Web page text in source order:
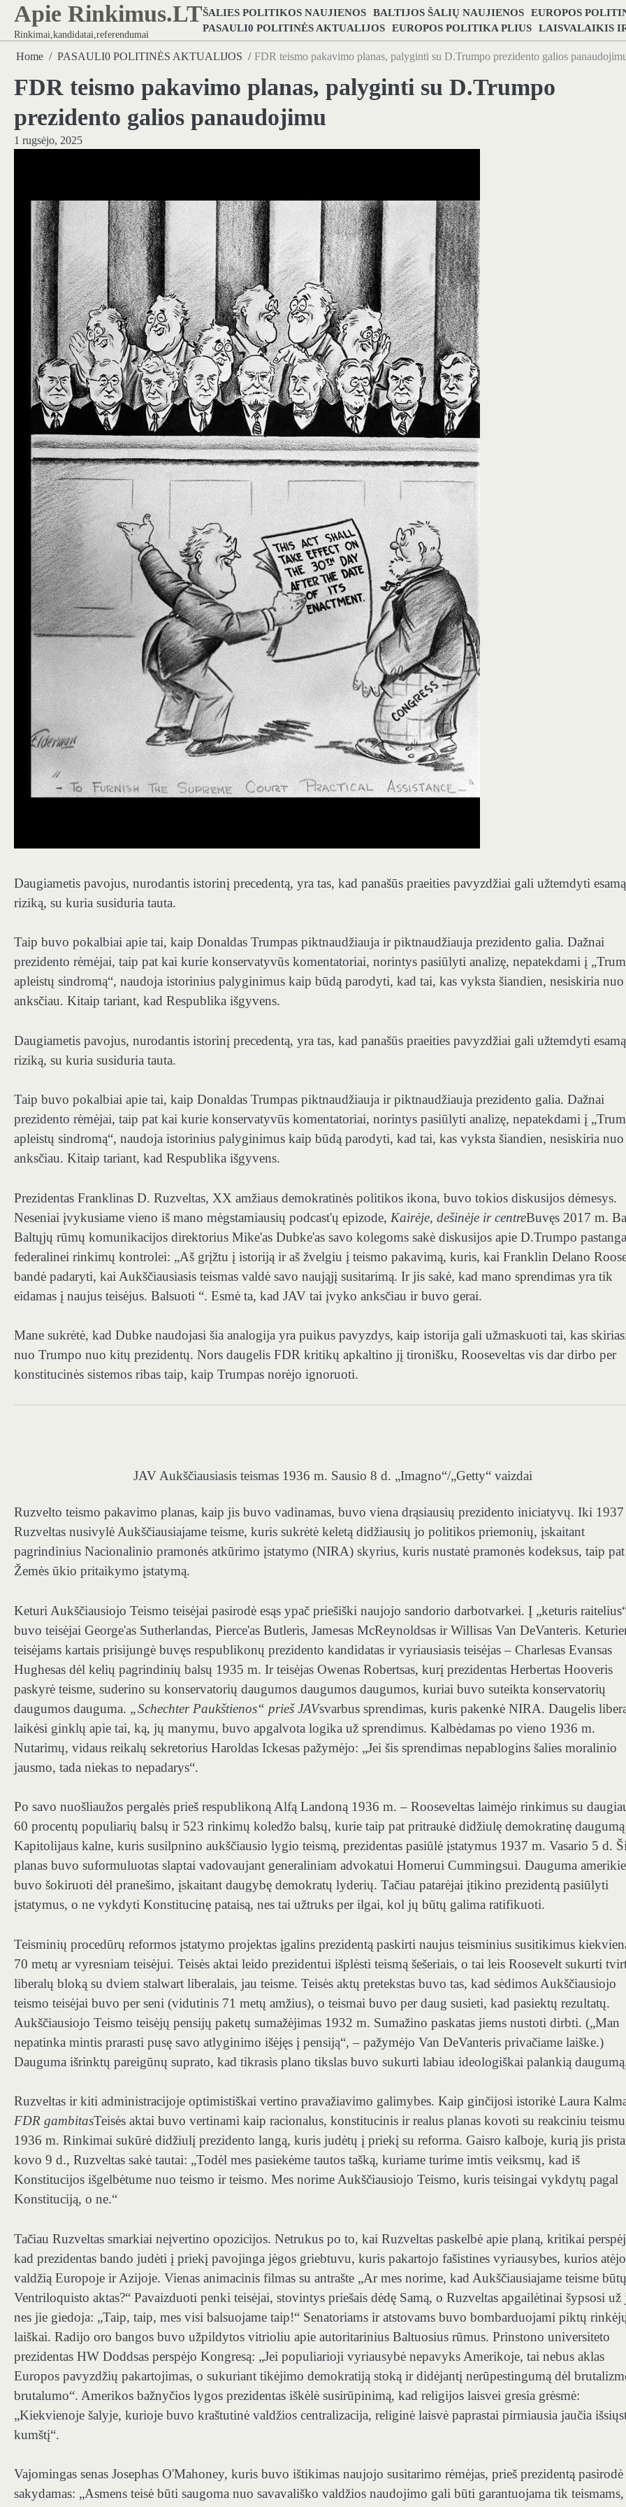
Skip
content
Apie Rinkimus.LT
Rinkimai,kandidatai,referendumai
ŠALIES POLITIKOS NAUJIENOS BALTIJOS ŠALIŲ NAUJIENOS EUROPOS
PASAULI0 POLITINĖS AKTUALIJOS EUROPOS POLITIKA PLIUS LAISVALAIKIS
Home PASAULI0 POLITINĖS AKTUALIJOS FDR teismo pakavimo planas, palyginti su D.Trumpo prezidento galios
FDR teismo pakavimo planas, palyginti su D.Trumpo
prezidento galios panaudojimu
1 rugsėjo, 2025
Daugiametis pavojus, nurodantis istorinį precedentą, yra tas, kad panašūs praeities pavyzdžiai gali užtemdyti esamą
riziką, su kuria susiduria tauta.
Taip buvo pokalbiai apie tai, kaip Donaldas Trumpas piktnaudžiauja ir piktnaudžiauja prezidento galia. Dažnai
prezidento rėmėjai, taip pat kai kurie konservatyvūs komentatoriai, norintys pasiūlyti analizę, nepatekdami į
apleistų sindromą“, naudoja istorinius palyginimus kaip būdą parodyti, kad tai, kas vyksta šiandien, nesiskiria nuo
anksčiau. Kitaip tariant, kad Respublika išgyvens.
Daugiametis pavojus, nurodantis istorinį precedentą, yra tas, kad panašūs praeities pavyzdžiai gali užtemdyti esamą
riziką, su kuria susiduria tauta.
Taip buvo pokalbiai apie tai, kaip Donaldas Trumpas piktnaudžiauja ir piktnaudžiauja prezidento galia. Dažnai
prezidento rėmėjai, taip pat kai kurie konservatyvūs komentatoriai, norintys pasiūlyti analizę, nepatekdami į
apleistų sindromą“, naudoja istorinius palyginimus kaip būdą parodyti, kad tai, kas vyksta šiandien, nesiskiria nuo
anksčiau. Kitaip tariant, kad Respublika išgyvens.
Prezidentas Franklinas D. Ruzveltas, XX amžiaus demokratinės politikos ikona, buvo tokios diskusijos dėmesys.
Neseniai įvykusiame vieno iš mano mėgstamiausių podcast'ų epizode, Kairėje, dešinėje ir centreBuvęs 2017 m.
Baltųjų rūmų komunikacijos direktorius Mike'as Dubke'as savo kolegoms sakė diskusijos apie D.Trumpo
federalinei rinkimų kontrolei: „Aš grįžtu į istoriją ir aš žvelgiu į teismo pakavimą, kuris, kai Franklin Delano
bandė padaryti, kai Aukščiausiasis teismas valdė savo naująjį susitarimą. Ir jis sakė, kad mano sprendimas yra tik
eidamas į naujus teisėjus. Balsuoti “. Esmė ta, kad JAV tai įvyko anksčiau ir buvo gerai.
Mane sukrėtė, kad Dubke naudojasi šia analogija yra puikus pavyzdys, kaip istorija gali užmaskuoti tai, kas
nuo Trumpo nuo kitų prezidentų. Nors daugelis FDR kritikų apkaltino jį tironišku, Rooseveltas vis dar dirbo per
konstitucinės sistemos ribas taip, kaip Trumpas norėjo ignoruoti.
JAV Aukščiausiasis teismas 1936 m. Sausio 8 d. „Imagno“/„Getty“ vaizdai
Ruzvelto teismo pakavimo planas, kaip jis buvo vadinamas, buvo viena drąsiausių prezidento iniciatyvų. Iki
Ruzveltas nusivylė Aukščiausiajame teisme, kuris sukrėtė keletą didžiausių jo politikos priemonių, įskaitant
pagrindinius Nacionalinio pramonės atkūrimo įstatymo (NIRA) skyrius, kuris nustatė pramonės kodeksus, taip
Žemės ūkio pritaikymo įstatymą.
Keturi Aukščiausiojo Teismo teisėjai pasirodė esąs ypač priešiški naujojo sandorio darbotvarkei. Į „keturis
buvo teisėjai George'as Sutherlandas, Pierce'as Butleris, Jamesas McReynoldsas ir Willisas Van DeVanteris.
teisėjams kartais prisijungė buvęs respublikonų prezidento kandidatas ir vyriausiasis teisėjas – Charlesas Evansas
Hughesas dėl kelių pagrindinių balsų 1935 m. Ir teisėjas Owenas Robertsas, kurį prezidentas Herbertas Hooveris
paskyrė teisme, suderino su konservatorių daugumos daugumos daugumos, kuriai buvo suteikta konservatorių
daugumos dauguma. „Schechter Paukštienos“ prieš JAVsvarbus sprendimas, kuris pakenkė NIRA. Daugelis
laikėsi ginklų apie tai, ką, jų manymu, buvo apgalvota logika už sprendimus. Kalbėdamas po vieno 1936 m.
Nutarimų, vidaus reikalų sekretorius Haroldas Ickesas pažymėjo: „Jei šis sprendimas nepablogins šalies moralinio
jausmo, tada niekas to nepadarys“.
Po savo nuošliaužos pergalės prieš respublikoną Alfą Landoną 1936 m. – Rooseveltas laimėjo rinkimus su
60 procentų populiarių balsų ir 523 rinkimų koledžo balsų, kurie taip pat pritraukė didžiulę demokratinę daugumą
Kapitolijaus kalne, kuris susilpnino aukščiausio lygio teismą, prezidentas pasiūlė įstatymus 1937 m. Vasario 5 d.
planas buvo suformuluotas slaptai vadovaujant generaliniam advokatui Homerui Cummingsui. Dauguma
buvo šokiruoti dėl pranešimo, įskaitant daugybę demokratų lyderių. Tačiau patarėjai įtikino prezidentą pasiūlyti
įstatymus, o ne vykdyti Konstitucinę pataisą, nes tai užtruks per ilgai, kol jų būtų galima ratifikuoti.
Teisminių procedūrų reformos įstatymo projektas įgalins prezidentą paskirti naujus teisminius susitikimus
70 metų ar vyresniam teisėjui. Teisės aktai leido prezidentui išplėsti teismą šešeriais, o tai leis Roosevelt sukurti
liberalų bloką su dviem stalwart liberalais, jau teisme. Teisės aktų pretekstas buvo tas, kad sėdimos Aukščiausiojo
teismo teisėjai buvo per seni (vidutinis 71 metų amžius), o teismai buvo per daug susieti, kad pasiektų rezultatų.
Aukščiausiojo Teismo teisėjų pensijų paketų sumažėjimas 1932 m. Sumažino paskatas jiems nustoti dirbti. („Man
nepatinka mintis prarasti pusę savo atlyginimo išėjęs į pensiją“, – pažymėjo Van DeVanteris privačiame laiške.)
Dauguma išrinktų pareigūnų suprato, kad tikrasis plano tikslas buvo sukurti labiau ideologiškai palankią
Ruzveltas ir kiti administracijoje optimistiškai vertino pravažiavimo galimybes. Kaip ginčijosi istorikė Laura
FDR gambitasTeisės aktai buvo vertinami kaip racionalus, konstitucinis ir realus planas kovoti su reakciniu
1936 m. Rinkimai sukūrė didžiulį prezidento langą, kuris judėtų į priekį su reforma. Gaisro kalboje, kurią jis
kovo 9 d., Ruzveltas sakė tautai: „Todėl mes pasiekėme tautos tašką, kuriame turime imtis veiksmų, kad iš
Konstitucijos išgelbėtume nuo teismo ir teismo. Mes norime Aukščiausiojo Teismo, kuris teisingai vykdytų pagal
Konstituciją, o ne.“
Tačiau Ruzveltas smarkiai neįvertino opozicijos. Netrukus po to, kai Ruzveltas paskelbė apie planą, kritikai
kad prezidentas bando judėti į priekį pavojinga jėgos griebtuvu, kuris pakartojo fašistines vyriausybes, kurios
valdžią Europoje ir Azijoje. Vienas animacinis filmas su antrašte „Ar mes norime, kad Aukščiausiajame teisme būtų
Ventriloquisto aktas?“ Pavaizduoti penki teisėjai, stovintys priešais dėdę Samą, o Ruzveltas apgailėtinai šypsosi už
nes jie giedoja: „Taip, taip, mes visi balsuojame taip!“ Senatoriams ir atstovams buvo bombarduojami piktų rinkėjų
laiškai. Radijo oro bangos buvo užpildytos vitrioliu apie autoritarinius Baltuosius rūmus. Prinstono universiteto
prezidentas HW Doddsas perspėjo Kongresą: „Jei populiarioji vyriausybė nepavyks Amerikoje, tai nebus aklas
Europos pavyzdžių pakartojimas, o sukuriant tikėjimo demokratiją stoką ir didėjantį nerūpestingumą dėl
brutalumo“. Amerikos bažnyčios lygos prezidentas iškėlė susirūpinimą, kad religijos laisvei gresia grėsmė:
„Kiekvienoje šalyje, kurioje buvo kraštutinė valdžios centralizacija, religinė laisvė paprastai pirmiausia jaučia
kumštį“.
Vajomingas senas Josephas O'Mahoney, kuris buvo ištikimas naujojo susitarimo rėmėjas, prieš prezidentą pasirodė
sakydamas: „Asmens teisė būti saugoma nuo savavališko valdžios naudojimo gali būti garantuojama tik